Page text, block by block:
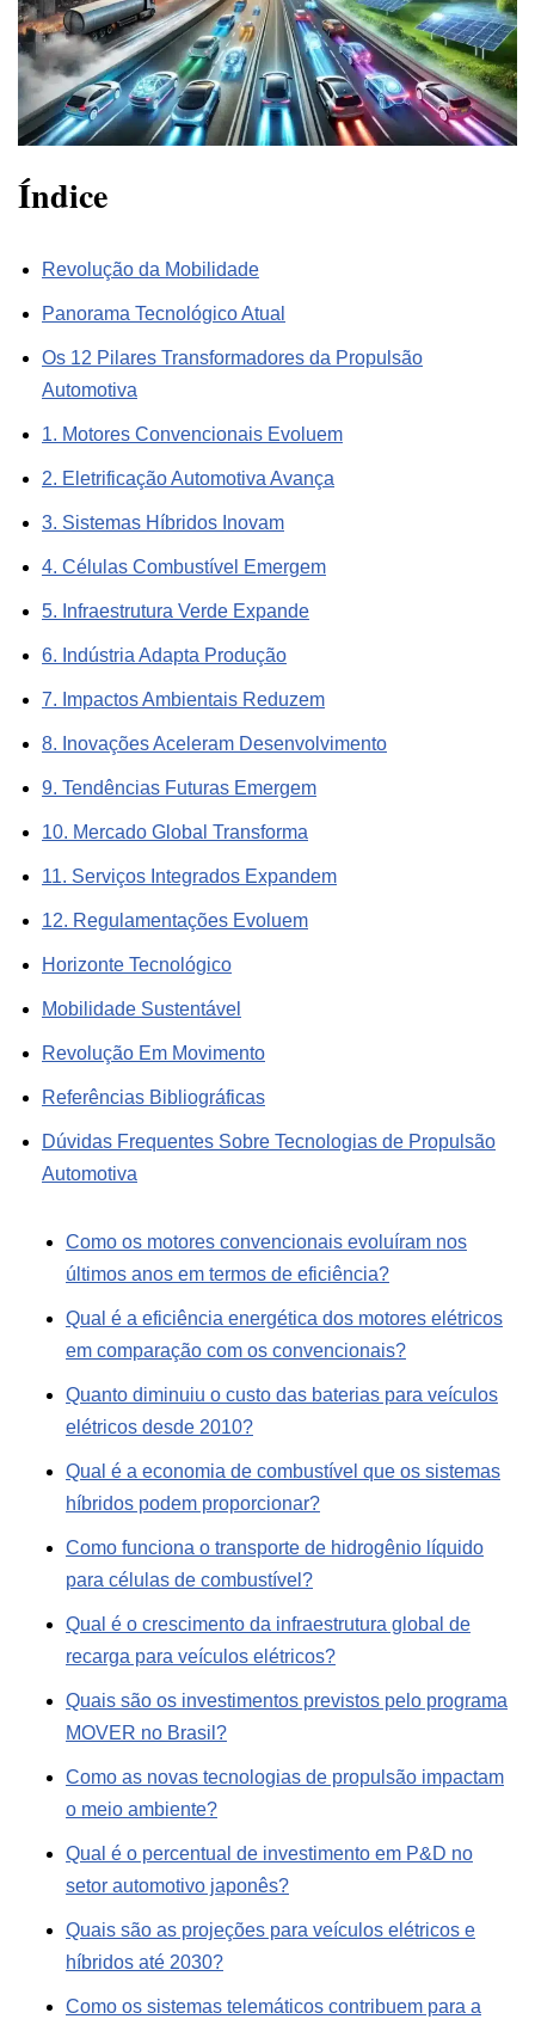
Índice
Revolução da Mobilidade
Panorama Tecnológico Atual
Os 12 Pilares Transformadores da Propulsão
Automotiva
1. Motores Convencionais Evoluem
2. Eletrificação Automotiva Avança
3. Sistemas Híbridos Inovam
4. Células Combustível Emergem
5. Infraestrutura Verde Expande
6. Indústria Adapta Produção
7. Impactos Ambientais Reduzem
8. Inovações Aceleram Desenvolvimento
9. Tendências Futuras Emergem
10. Mercado Global Transforma
11. Serviços Integrados Expandem
12. Regulamentações Evoluem
Horizonte Tecnológico
Mobilidade Sustentável
Revolução Em Movimento
Referências Bibliográficas
Dúvidas Frequentes Sobre Tecnologias de Propulsão
Automotiva
Como os motores convencionais evoluíram nos
últimos anos em termos de eficiência?
Qual é a eficiência energética dos motores elétricos
em comparação com os convencionais?
Quanto diminuiu o custo das baterias para veículos
elétricos desde 2010?
Qual é a economia de combustível que os sistemas
híbridos podem proporcionar?
Como funciona o transporte de hidrogênio líquido
para células de combustível?
Qual é o crescimento da infraestrutura global de
recarga para veículos elétricos?
Quais são os investimentos previstos pelo programa
MOVER no Brasil?
Como as novas tecnologias de propulsão impactam
o meio ambiente?
Qual é o percentual de investimento em P&D no
setor automotivo japonês?
Quais são as projeções para veículos elétricos e
híbridos até 2030?
Como os sistemas telemáticos contribuem para a